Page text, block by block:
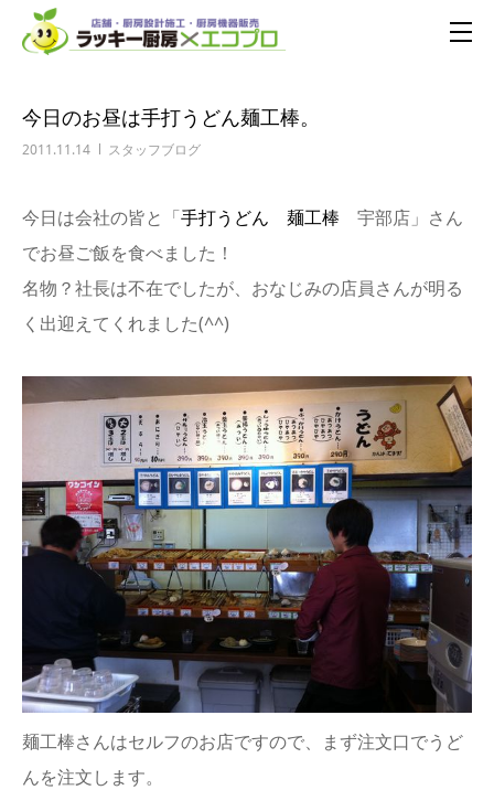
今日のお昼は手打うどん麺工棒。
2011.11.14 スタッフブログ
今日は会社の皆と「手打うどん 麺工棒 宇部店」さん
でお昼ご飯を食べました！
名物？社長は不在でしたが、おなじみの店員さんが明る
く出迎えてくれました(^^)
麺工棒さんはセルフのお店ですので、まず注文口でうど
んを注文します。